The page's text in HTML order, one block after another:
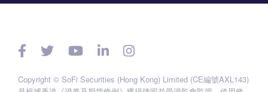
Copyright © SoFi Securities (Hong Kong) Limited (CE編號AXL143)